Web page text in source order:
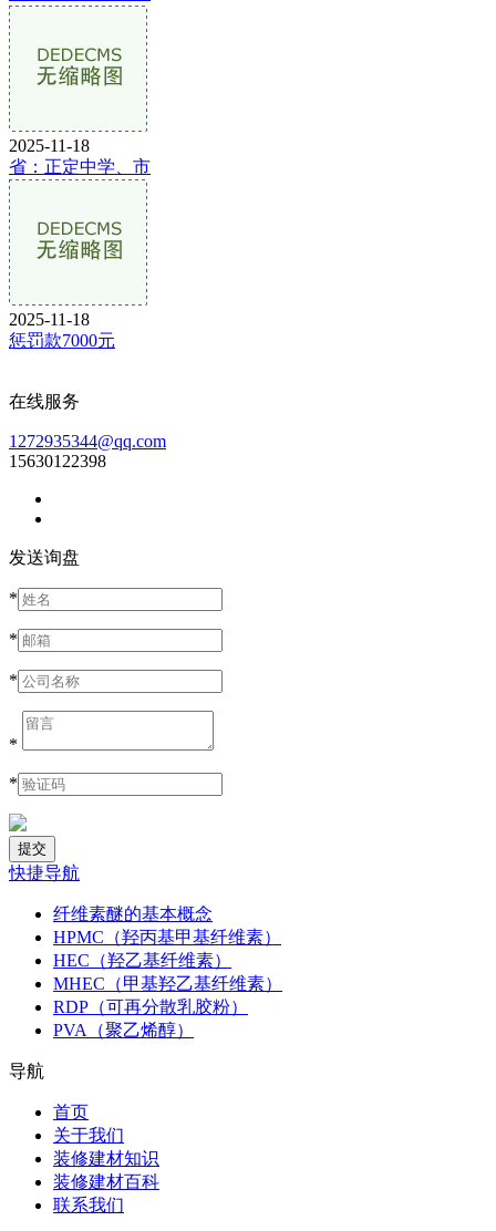
2025-11-18
省：正定中学、市
2025-11-18
惩罚款7000元
在线服务
1272935344@qq.com
15630122398
发送询盘
*
*
*
*
*
快捷导航
纤维素醚的基本概念
HPMC（羟丙基甲基纤维素）
HEC（羟乙基纤维素）
MHEC（甲基羟乙基纤维素）
RDP（可再分散乳胶粉）
PVA（聚乙烯醇）
导航
首页
关于我们
装修建材知识
装修建材百科
联系我们